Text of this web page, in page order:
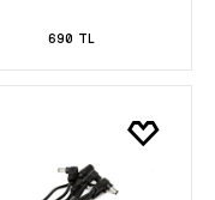
690 TL